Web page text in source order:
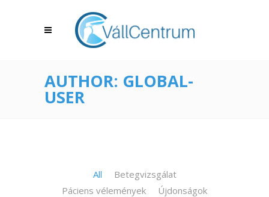
AUTHOR: GLOBAL-
USER
All
Betegvizsgálat
Páciens vélemények
Újdonságok